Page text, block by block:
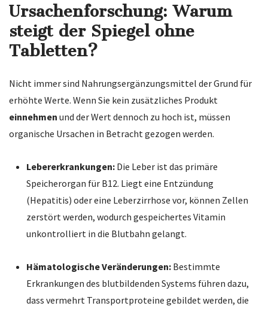
Ursachenforschung: Warum
steigt der Spiegel ohne
Tabletten?
Nicht immer sind Nahrungsergänzungsmittel der Grund für
erhöhte Werte. Wenn Sie kein zusätzliches Produkt
einnehmen und der Wert dennoch zu hoch ist, müssen
organische Ursachen in Betracht gezogen werden.
Lebererkrankungen:Die Leber ist das primäre
Speicherorgan für B12. Liegt eine Entzündung
(Hepatitis) oder eine Leberzirrhose vor, können Zellen
zerstört werden, wodurch gespeichertes Vitamin
unkontrolliert in die Blutbahn gelangt.
Hämatologische Veränderungen:Bestimmte
Erkrankungen des blutbildenden Systems führen dazu,
dass vermehrt Transportproteine gebildet werden, die